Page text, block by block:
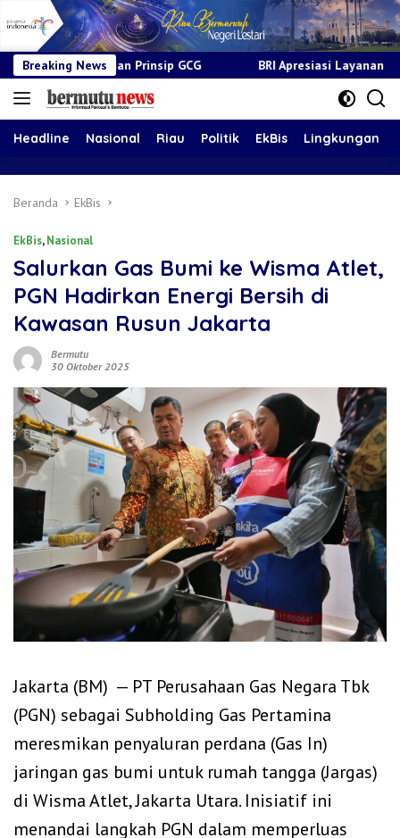
Breaking News
GCG BRI Apresiasi Layanan Kepada Pensiunan Jadi
Headline Nasional Riau Politik EkBis Lingkungan
Beranda EkBis
EkBis,Nasional
Salurkan Gas Bumi ke Wisma Atlet,
PGN Hadirkan Energi Bersih di
Kawasan Rusun Jakarta
Bermutu
30 Oktober 2025
‎Jakarta (BM) — PT Perusahaan Gas Negara Tbk
(PGN) sebagai Subholding Gas Pertamina
meresmikan penyaluran perdana (Gas In)
jaringan gas bumi untuk rumah tangga (Jargas)
di Wisma Atlet, Jakarta Utara. Inisiatif ini
menandai langkah PGN dalam memperluas